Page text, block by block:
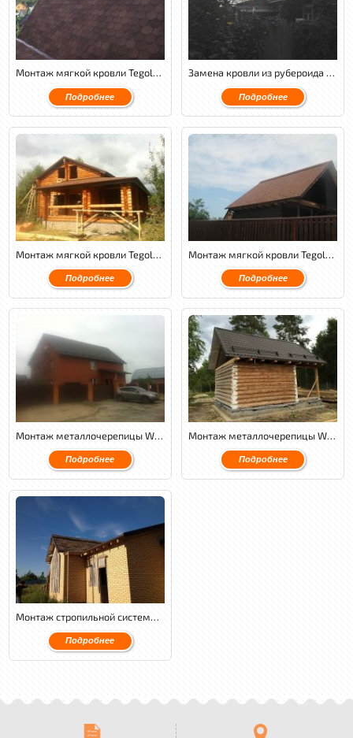
Монтаж мягкой кровли Tegola Nordland Антик с обустройством венткамеры.
Подробнее
Замена кровли из рубероида на металлочерепицу GL Quarzit.
Подробнее
Монтаж мягкой кровли Tegola Nordland классик с обустройством венткамеры и монтажом водосточной системы Aquasystem.
Подробнее
Монтаж мягкой кровли Tegola Nordland классик с утеплением и обустройством венткамеры.
Подробнее
Монтаж металлочерепицы Weckman PuralMatt cовместно с переделкой стропильной системы, обустройством венткамеры и утеплением кровли.
Подробнее
Монтаж металлочерепицы Weckman PuralMatt.
Подробнее
Монтаж стропильной системы, монтаж мягкой кровли Tegola Premium Либерти.
Подробнее